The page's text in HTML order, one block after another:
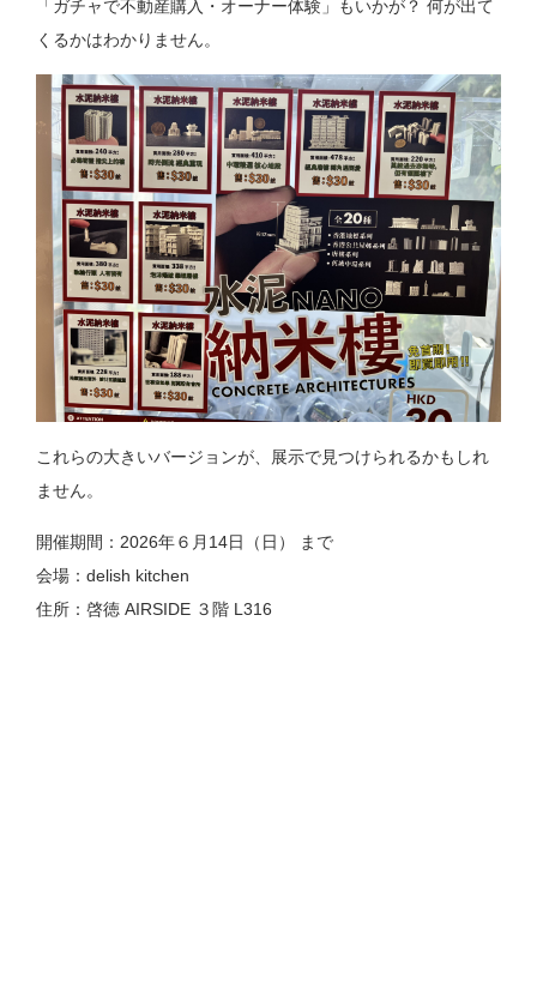
「ガチャで不動産購入・オーナー体験」もいかが？ 何が出て
くるかはわかりません。
これらの大きいバージョンが、展示で見つけられるかもしれ
ません。
開催期間：2026年６月14日（日） まで
会場：delish kitchen
住所：啓徳 AIRSIDE ３階 L316